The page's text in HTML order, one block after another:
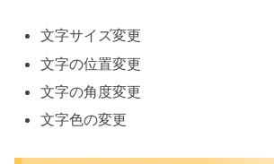
文字サイズ変更
文字の位置変更
文字の角度変更
文字色の変更